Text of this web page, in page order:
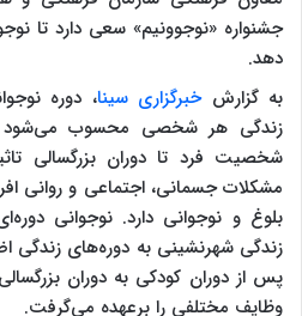
جشنواره «نوجوونیم» سعی دارد تا
دهد.
به گزارشخبرگزاری سینا، دوره
زندگی هر شخصی محسوب می‌شود
شخصیت فرد تا دوران بزرگسالی
مشکلات جسمانی، اجتماعی و روانی
بلوغ و نوجوانی دارد. نوجوانی
زندگی شهرنشینی به دوره‌های زندگی
پس از دوران کودکی به دوران
وظایف مختلفی را برعهده می‌گرفت.